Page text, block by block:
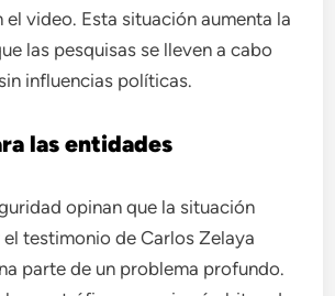
el video. Esta situación aumenta la
las pesquisas se lleven a cabo
influencias políticas.
las entidades
opinan que la situación
testimonio de Carlos Zelaya
parte de un problema profundo.